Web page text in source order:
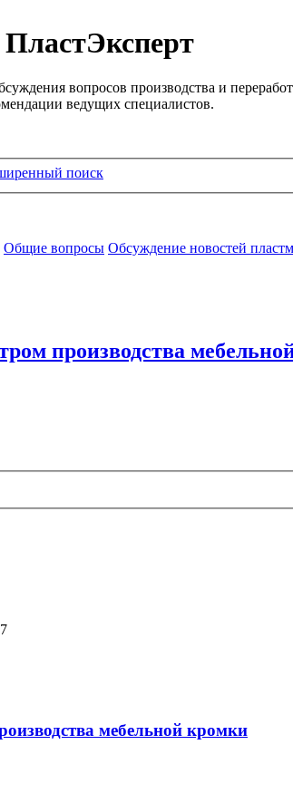
вопросов производства и
ведущих специалистов.
поиск
Общие вопросы Обсуждение новостей
производства
мебельной кромки